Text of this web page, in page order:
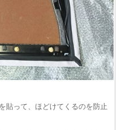
貼って、ほどけてくるのを防止